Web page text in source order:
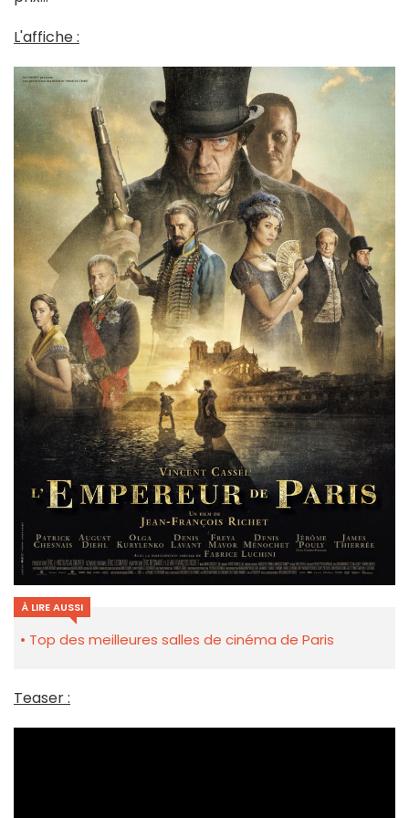
L'affiche :
À LIRE AUSSI
Top des meilleures salles de cinéma de Paris
Teaser :